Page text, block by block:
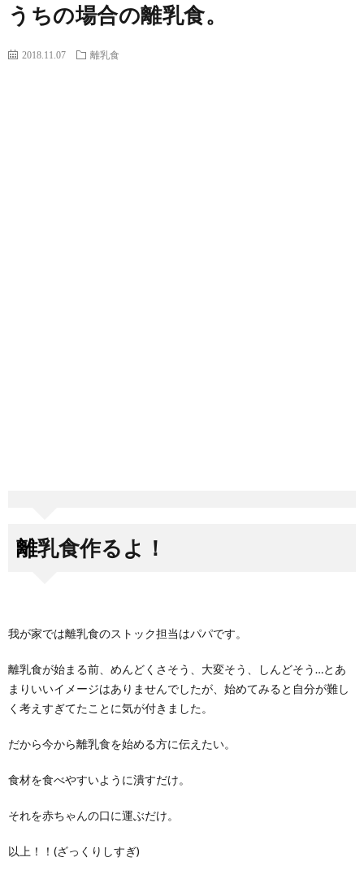
うちの場合の離乳食。
2018.11.07 離乳食
離乳食作るよ！
我が家では離乳食のストック担当はパパです。
離乳食が始まる前、めんどくさそう、大変そう、しんどそう…とあ
まりいいイメージはありませんでしたが、始めてみると自分が難し
く考えすぎてたことに気が付きました。
だから今から離乳食を始める方に伝えたい。
食材を食べやすいように潰すだけ。
それを赤ちゃんの口に運ぶだけ。
以上！！(ざっくりしすぎ)